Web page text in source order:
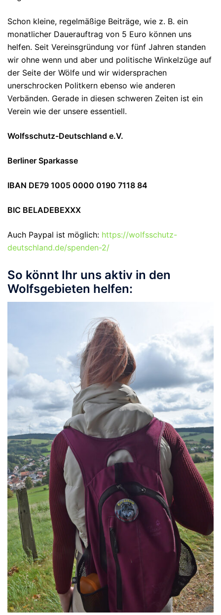
Schon kleine, regelmäßige Beiträge, wie z. B. ein
monatlicher Dauerauftrag von 5 Euro können uns
helfen. Seit Vereinsgründung vor fünf Jahren standen
wir ohne wenn und aber und politische Winkelzüge auf
der Seite der Wölfe und wir widersprachen
unerschrocken Politkern ebenso wie anderen
Verbänden. Gerade in diesen schweren Zeiten ist ein
Verein wie der unsere essentiell.
Wolfsschutz-Deutschland e.V.
Berliner Sparkasse
IBAN DE79 1005 0000 0190 7118 84
BIC BELADEBEXXX
Auch Paypal ist möglich: https://wolfsschutz-
deutschland.de/spenden-2/
So könnt Ihr uns aktiv in den
Wolfsgebieten helfen: